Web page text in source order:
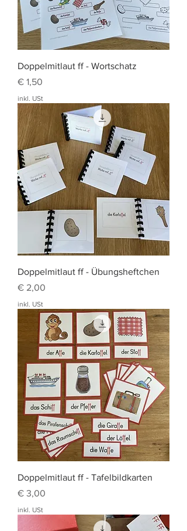
Doppelmitlaut ff - Wortschatz
Preis
€ 1,50
inkl. USt
Doppelmitlaut ff - Übungsheftchen
Preis
€ 2,00
inkl. USt
Doppelmitlaut ff - Tafelbildkarten
Preis
€ 3,00
inkl. USt